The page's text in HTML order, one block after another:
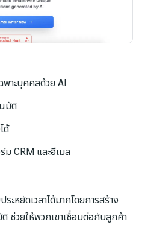
พาะบุคคลด้วย AI
มัติ
ด้
CRM และอีเมล
ะหยัดเวลาได้มากโดยการสร้าง
ช่วยให้พวกเขาเชื่อมต่อกับลูกค้า